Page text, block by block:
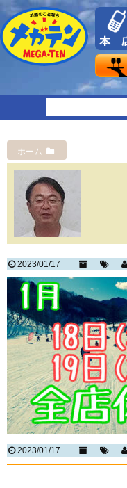
ホーム
2023/01/17
2023/01/17